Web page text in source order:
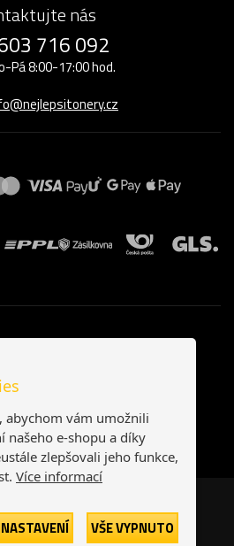
nás
716 092
Pá 8:00-17:00 hod.
Slovensko
abychom vám umožnili
našeho e-shopu a díky
zlepšovali jeho funkce,
Více informací
NASTAVENÍ VŠE VYPNUTO